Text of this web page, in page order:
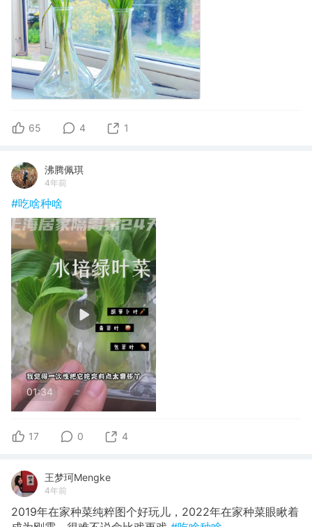
65 4 1
沸腾佩琪
4年前
#吃啥种啥
01:34
17 0 4
王梦珂Mengke
4年前
2019年在家种菜纯粹图个好玩儿，2022年在家种菜眼瞅着